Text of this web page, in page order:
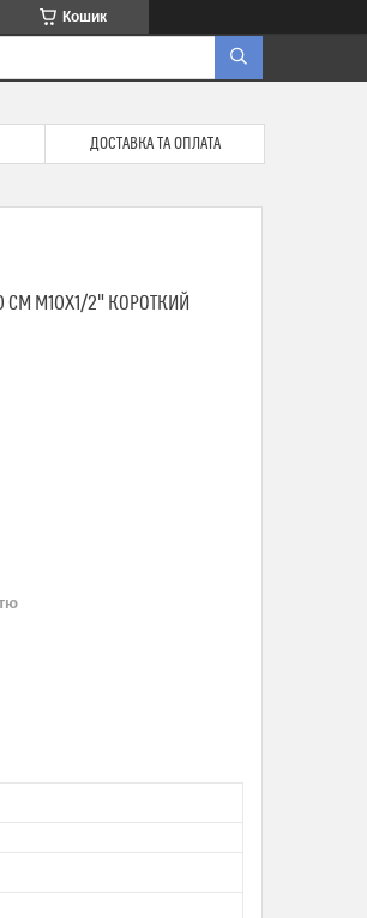
Кошик
ДОСТАВКА ТА ОПЛАТА
СМ M10X1/2" КОРОТКИЙ